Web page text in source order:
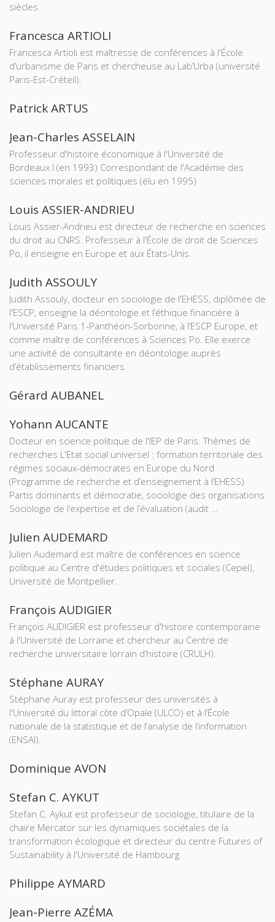
siècles
Francesca ARTIOLI
Francesca Artioli est maîtresse de conférences à l'École
d’urbanisme de Paris et chercheuse au Lab’Urba (université
Paris-Est-Créteil).
Patrick ARTUS
Jean-Charles ASSELAIN
Professeur d'histoire économique à l'Université de
Bordeaux I (en 1993) Correspondant de l'Académie des
sciences morales et politiques (élu en 1995)
Louis ASSIER-ANDRIEU
Louis Assier-Andrieu est directeur de recherche en sciences
du droit au CNRS. Professeur à l'École de droit de Sciences
Po, il enseigne en Europe et aux États-Unis.
Judith ASSOULY
Judith Assouly, docteur en sociologie de l'EHESS, diplômée de
l'ESCP, enseigne la déontologie et l’éthique financière à
l’Université Paris 1-Panthéon-Sorbonne, à l’ESCP Europe, et
comme maître de conférences à Sciences Po. Elle exerce
une activité de consultante en déontologie auprès
d’établissements financiers.
Gérard AUBANEL
Yohann AUCANTE
Docteur en science politique de l'IEP de Paris. Thèmes de
recherches L'Etat social universel : formation territoriale des
régimes sociaux-démocrates en Europe du Nord
(Programme de recherche et d’enseignement à l’EHESS)
Partis dominants et démocratie, sociologie des organisations
Sociologie de l’expertise et de l’évaluation (audit …
Julien AUDEMARD
Julien Audemard est maître de conférences en science
politique au Centre d'études politiques et sociales (Cepel),
Université de Montpellier.
François AUDIGIER
François AUDIGIER est professeur d'histoire contemporaine
à l'Université de Lorraine et chercheur au Centre de
recherche universitaire lorrain d’histoire (CRULH).
Stéphane AURAY
Stéphane Auray est professeur des universités à
l'Université du littoral côte d’Opale (ULCO) et à l’École
nationale de la statistique et de l’analyse de l’information
(ENSAI).
Dominique AVON
Stefan C. AYKUT
Stefan C. Aykut est professeur de sociologie, titulaire de la
chaire Mercator sur les dynamiques sociétales de la
transformation écologique et directeur du centre Futures of
Sustainability à l'Université de Hambourg.
Philippe AYMARD
Jean-Pierre AZÉMA